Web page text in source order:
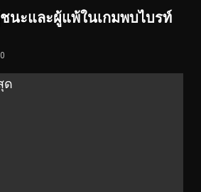
นะและผู้แพ้ในเกมพบไบรท์